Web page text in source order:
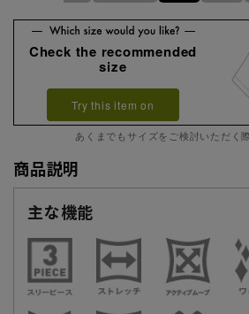
Check the recommended
size
Try this item on
あくまでもサイズをご検討いただく
商品説明
主な機能